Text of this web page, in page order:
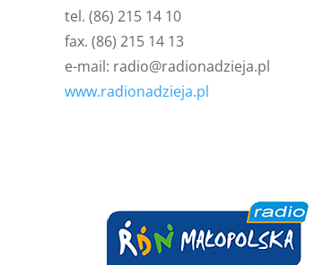
tel. (86) 215 14 10
fax. (86) 215 14 13
e-mail: radio@radionadzieja.pl
www.radionadzieja.pl